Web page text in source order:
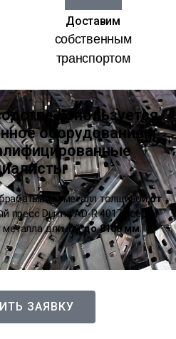
Доставим
собственным
транспортом
используется
оборудование и
металл толщинойот
пресс Durma AD-R 40175 серии
металла длинойдо 8100 мм.
ЗАЯВКУ